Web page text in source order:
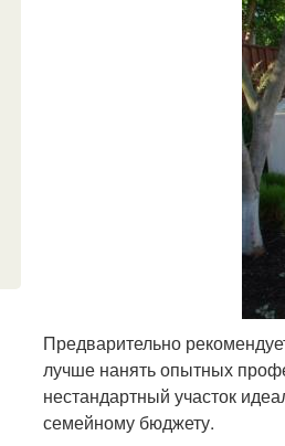
Предварительно
лучше нанять опытных
нестандартный участок
семейному бюджету.